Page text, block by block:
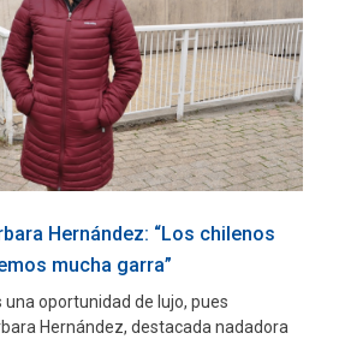
Hernández: “Los chilenos
mucha garra”
oportunidad de lujo, pues
Hernández, destacada nadadora